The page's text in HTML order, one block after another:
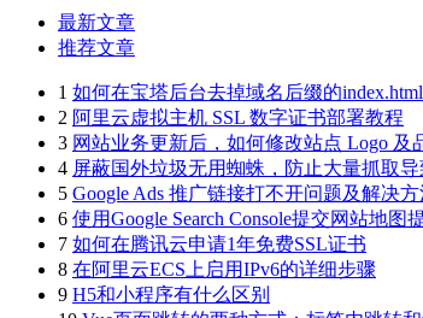
最新文章
推荐文章
1 如何在宝塔后台去掉域名后缀的index.html
2 阿里云虚拟主机 SSL 数字证书部署教程
3 网站业务更新后，如何修改站点 Logo 及
4 屏蔽国外垃圾无用蜘蛛，防止大量抓取
5 Google Ads 推广链接打不开问题及解决
6 使用Google Search Console提交网站地图
7 如何在腾讯云申请1年免费SSL证书
8 在阿里云ECS上启用IPv6的详细步骤
9 H5和小程序有什么区别